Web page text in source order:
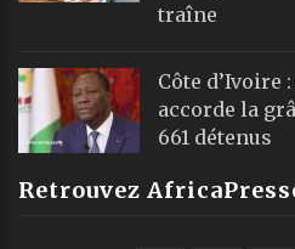
traîne
Côte d’Ivoire
accorde la
661 détenus
Retrouvez